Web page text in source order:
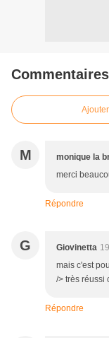
Commentaires
M monique la
merci
Répondre
G Giovinetta
mais c'est
/> très réussi
Répondre